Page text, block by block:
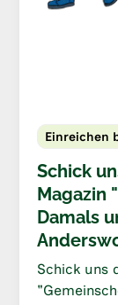
Einreichen
Schick
Magazin
Damals
Schick uns